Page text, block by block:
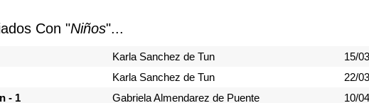
Con "Niños"...
Karla Sanchez de Tun 15/
Karla Sanchez de Tun 22/
- 1
Gabriela Almendarez de Puente 10/